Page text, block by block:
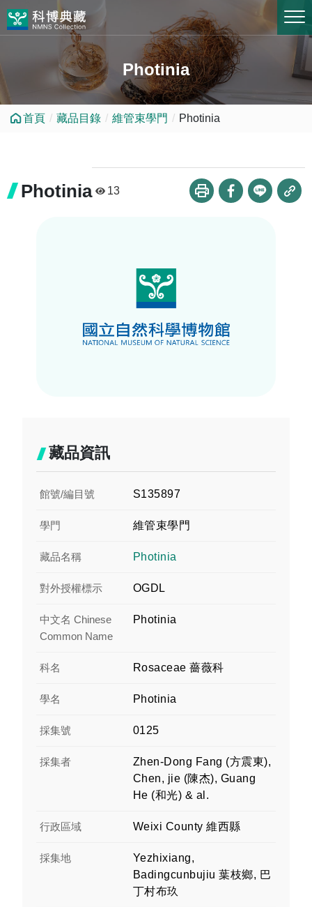
Photinia
首頁 藏品目錄 維管束學門 Photinia
Photinia 13
藏品資訊
館號/編目號 S135897
學門 維管束學門
藏品名稱 Photinia
對外授權標示 OGDL
中文名 Chinese
Common Name
Photinia
科名 Rosaceae 薔薇科
學名 Photinia
採集號 0125
採集者
Zhen-Dong Fang (方震東),
Chen, jie (陳杰), Guang
He (和光) & al.
行政區域 Weixi County 維西縣
採集地
Yezhixiang,
Badingcunbujiu 葉枝鄉, 巴
丁村布玖